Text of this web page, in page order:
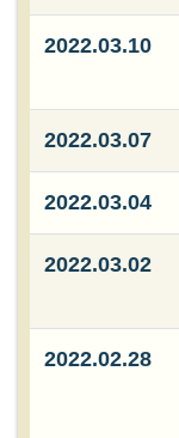
2022.03.10
2022.03.07
2022.03.04
2022.03.02
2022.02.28